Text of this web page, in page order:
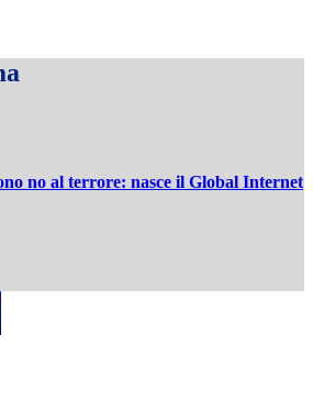
no al terrore: nasce il Global Internet